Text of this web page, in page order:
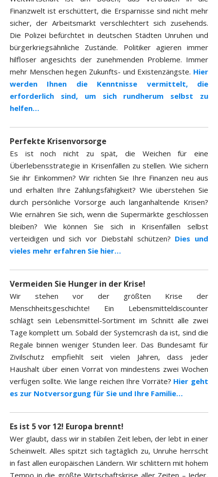
Finanzwelt ist erschüttert, die Ersparnisse sind nicht mehr
sicher, der Arbeitsmarkt verschlechtert sich zusehends.
Die Polizei befürchtet in deutschen Städten Unruhen und
bürgerkriegsähnliche Zustände. Politiker agieren immer
hilfloser angesichts der zunehmenden Probleme. Immer
mehr Menschen hegen Zukunfts- und Existenzängste. Hier
werden Ihnen die Kenntnisse vermittelt, die
erforderlich sind, um sich rundherum selbst zu
helfen…
Perfekte Krisenvorsorge
Es ist noch nicht zu spät, die Weichen für eine
Überlebensstrategie in Krisenfällen zu stellen. Wie sichern
Sie ihr Einkommen? Wir richten Sie Ihre Finanzen neu aus
und erhalten Ihre Zahlungsfähigkeit? Wie überstehen Sie
durch persönliche Vorsorge auch langanhaltende Krisen?
Wie ernähren Sie sich, wenn die Supermärkte geschlossen
bleiben? Wie können Sie sich in Krisenfällen selbst
verteidigen und sich vor Diebstahl schützen? Dies und
vieles mehr erfahren Sie hier…
Vermeiden Sie Hunger in der Krise!
Wir stehen vor der größten Krise der
Menschheitsgeschichte! Ein Lebensmitteldiscounter
schlägt sein Lebensmittel-Sortiment im Schnitt alle zwei
Tage komplett um. Sobald der Systemcrash da ist, sind die
Regale binnen weniger Stunden leer. Das Bundesamt für
Zivilschutz empfiehlt seit vielen Jahren, dass jeder
Haushalt über einen Vorrat von mindestens zwei Wochen
verfügen sollte. Wie lange reichen Ihre Vorräte? Hier geht
es zur Notversorgung für Sie und Ihre Familie…
Es ist 5 vor 12! Europa brennt!
Wer glaubt, dass wir in stabilen Zeit leben, der lebt in einer
Scheinwelt. Alles spitzt sich tagtäglich zu, Unruhe herrscht
in fast allen europäischen Ländern. Wir schlittern mit hohem